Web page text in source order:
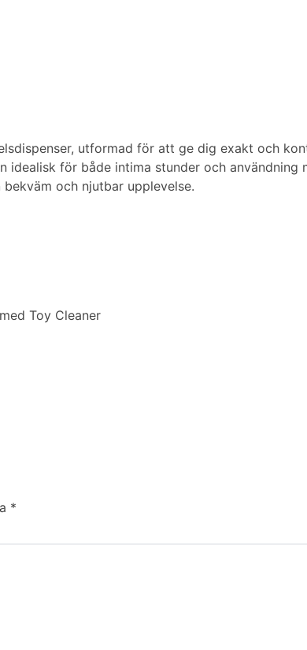
utformad för att ge dig exakt och
för både intima stunder och
och njutbar upplevelse.
Toy Cleaner
*